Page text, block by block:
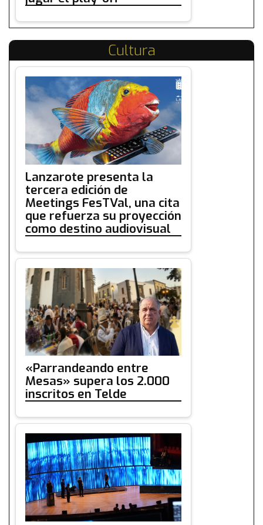
Cultura
Lanzarote presenta la
tercera edición de
Meetings FesTVal, una cita
que refuerza su proyección
como destino audiovisual
«Parrandeando entre
Mesas» supera los 2.000
inscritos en Telde